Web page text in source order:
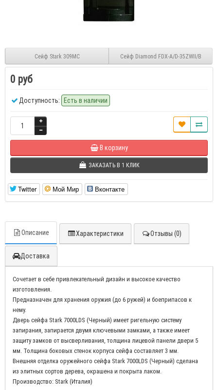
Сейф Stark 309MC Сейф Diamond FDX-A/D-35ZWII/B
0 руб
Доступность: Есть в наличии
В корзину
ЗАКАЗАТЬ В 1 КЛИК
Twitter Мой Мир Вконтакте
Описание Характеристики Отзывы (0)
Доставка
Сочетает в себе привлекательный дизайн и высокое качество
изготовления.
Предназначен для хранения оружия (до 6 ружей) и боеприпасов к
нему.
Дверь сейфа Stark 7000LDS (Черный) имеет ригельную систему
запирания, запирается двумя ключевыми замками, а также имеет
защиту замков от высверливания, толщина лицевой панели двери 5
мм. Толщина боковых стенок корпуса сейфа составляет 3 мм.
Внешняя отделка оружейного сейфа Stark 7000LDS (Черный) сделана
из элитных сортов дерева, окрашена и покрыта лаком.
Производство: Stark (Италия)